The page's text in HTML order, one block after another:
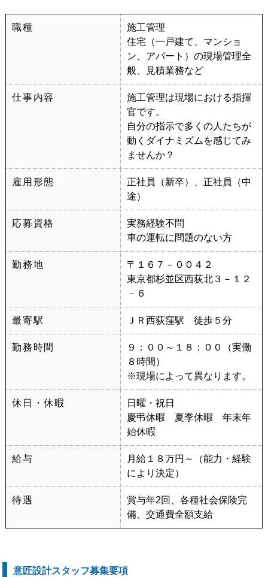
職種
施工管理
住宅（一戸建て、マンショ
ン、アパート）の現場管理全
般、見積業務など
仕事内容
施工管理は現場における指揮
官です。
自分の指示で多くの人たちが
動くダイナミズムを感じてみ
ませんか？
雇用形態
正社員（新卒）、正社員（中
途）
応募資格
実務経験不問
車の運転に問題のない方
勤務地
〒１６７－００４２
東京都杉並区西荻北３－１２
－６
最寄駅 ＪＲ西荻窪駅 徒歩５分
勤務時間
９：００～１８：００（実働
８時間）
※現場によって異なります。
休日・休暇
日曜・祝日
慶弔休暇 夏季休暇 年末年
始休暇
給与
月給１８万円～（能力・経験
により決定）
待遇
賞与年2回、各種社会保険完
備、交通費全額支給
意匠設計スタッフ募集要項